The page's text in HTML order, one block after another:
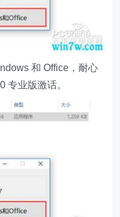
和 Office，耐心
专业版激话。